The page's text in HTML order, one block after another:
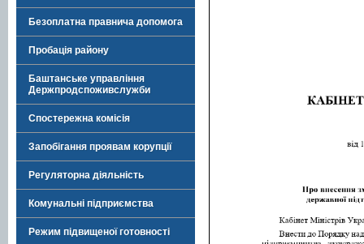
Безоплатна правнича допомога
Пробація району
Баштанське управління
Держпродспоживслужби
Спостережна комісія
Запобігання проявам корупції
Регуляторна діяльність
Комунальні підприємства
Режим підвищеної готовності